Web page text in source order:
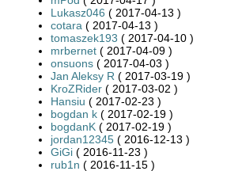
Lukasz046 ( 2017-04-13 )
cotara ( 2017-04-13 )
tomaszek193 ( 2017-04-10 )
mrbernet ( 2017-04-09 )
onsuons ( 2017-04-03 )
Jan Aleksy R ( 2017-03-19 )
KroZRider ( 2017-03-02 )
Hansiu ( 2017-02-23 )
bogdan k ( 2017-02-19 )
bogdanK ( 2017-02-19 )
jordan12345 ( 2016-12-13 )
GiGi ( 2016-11-23 )
rub1n ( 2016-11-15 )